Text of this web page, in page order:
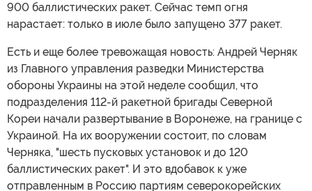
900 баллистических ракет. Сейчас темп огня
нарастает: только в июле было запущено 377 ракет.
Есть и еще более тревожащая новость: Андрей Черняк
из Главного управления разведки Министерства
обороны Украины на этой неделе сообщил, что
подразделения 112-й ракетной бригады Северной
Кореи начали развертывание в Воронеже, на границе с
Украиной. На их вооружении состоит, по словам
Черняка, "шесть пусковых установок и до 120
баллистических ракет". И это вдобавок к уже
отправленным в Россию партиям северокорейских